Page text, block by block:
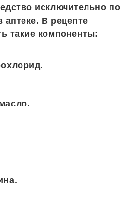
исключительно по
аптеке. В рецепте
такие компоненты: